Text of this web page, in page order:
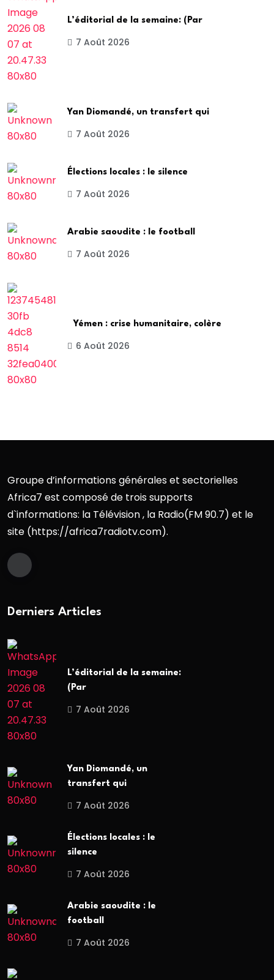
L’éditorial de la semaine: (Par
7 Août 2026
Yan Diomandé, un transfert qui
7 Août 2026
Élections locales : le silence
7 Août 2026
Arabie saoudite : le football
7 Août 2026
Yémen : crise humanitaire, colère
6 Août 2026
Groupe d’informations générales et sectorielles
Africa7 est composé de trois supports
d`informations: la Télévision , la Radio(FM 90.7) et le
site (https://africa7radiotv.com).
Derniers Articles
L’éditorial de la semaine:
(Par
7 Août 2026
Yan Diomandé, un
transfert qui
7 Août 2026
Élections locales : le
silence
7 Août 2026
Arabie saoudite : le
football
7 Août 2026